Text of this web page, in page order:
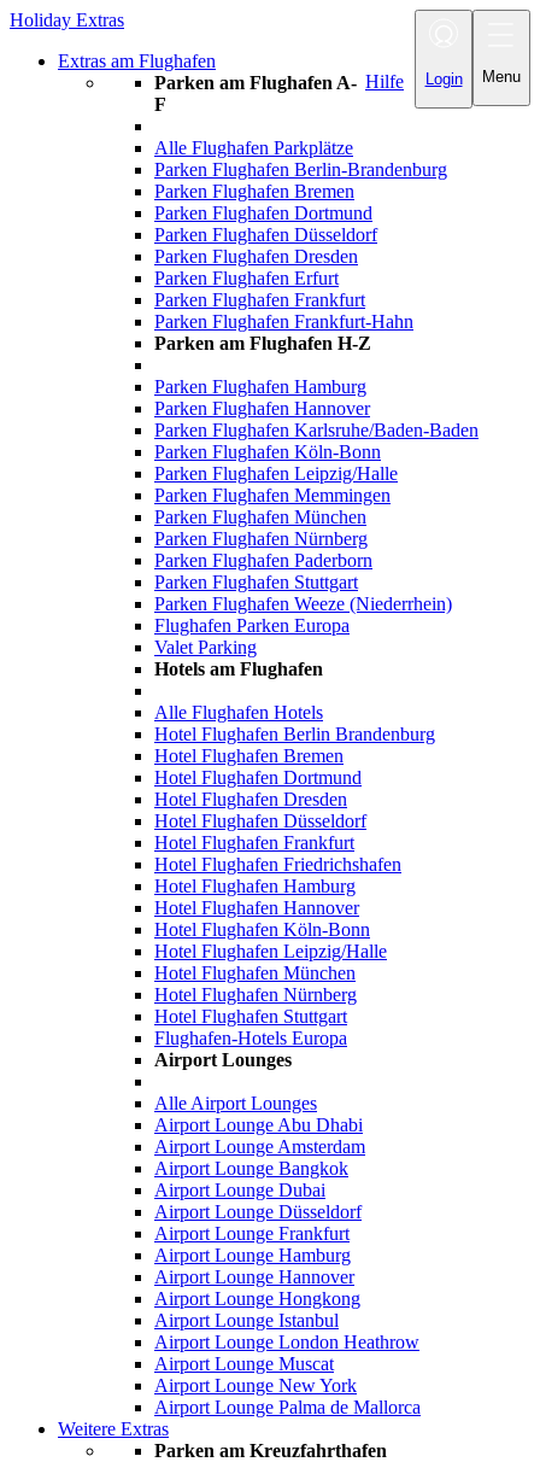
Menu
Login
Hilfe
Holiday Extras
Extras am Flughafen
Parken am Flughafen A-
F
Alle Flughafen Parkplätze
Parken Flughafen Berlin-Brandenburg
Parken Flughafen Bremen
Parken Flughafen Dortmund
Parken Flughafen Düsseldorf
Parken Flughafen Dresden
Parken Flughafen Erfurt
Parken Flughafen Frankfurt
Parken Flughafen Frankfurt-Hahn
Parken am Flughafen H-Z
Parken Flughafen Hamburg
Parken Flughafen Hannover
Parken Flughafen Karlsruhe/Baden-Baden
Parken Flughafen Köln-Bonn
Parken Flughafen Leipzig/Halle
Parken Flughafen Memmingen
Parken Flughafen München
Parken Flughafen Nürnberg
Parken Flughafen Paderborn
Parken Flughafen Stuttgart
Parken Flughafen Weeze (Niederrhein)
Flughafen Parken Europa
Valet Parking
Hotels am Flughafen
Alle Flughafen Hotels
Hotel Flughafen Berlin Brandenburg
Hotel Flughafen Bremen
Hotel Flughafen Dortmund
Hotel Flughafen Dresden
Hotel Flughafen Düsseldorf
Hotel Flughafen Frankfurt
Hotel Flughafen Friedrichshafen
Hotel Flughafen Hamburg
Hotel Flughafen Hannover
Hotel Flughafen Köln-Bonn
Hotel Flughafen Leipzig/Halle
Hotel Flughafen München
Hotel Flughafen Nürnberg
Hotel Flughafen Stuttgart
Flughafen-Hotels Europa
Airport Lounges
Alle Airport Lounges
Airport Lounge Abu Dhabi
Airport Lounge Amsterdam
Airport Lounge Bangkok
Airport Lounge Dubai
Airport Lounge Düsseldorf
Airport Lounge Frankfurt
Airport Lounge Hamburg
Airport Lounge Hannover
Airport Lounge Hongkong
Airport Lounge Istanbul
Airport Lounge London Heathrow
Airport Lounge Muscat
Airport Lounge New York
Airport Lounge Palma de Mallorca
Weitere Extras
Parken am Kreuzfahrthafen